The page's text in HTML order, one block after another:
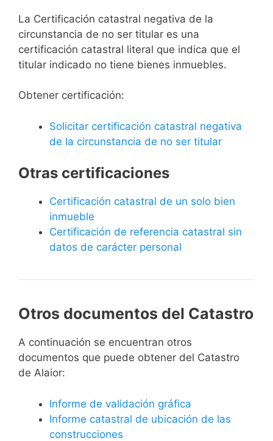
La Certificación catastral negativa de la
circunstancia de no ser titular es una
certificación catastral literal que indica que el
titular indicado no tiene bienes inmuebles.
Obtener certificación:
Solicitar certificación catastral negativa
de la circunstancia de no ser titular
Otras certificaciones
Certificación catastral de un solo bien
inmueble
Certificación de referencia catastral sin
datos de carácter personal
Otros documentos del Catastro
A continuación se encuentran otros
documentos que puede obtener del Catastro
de Alaior:
Informe de validación gráfica
Informe catastral de ubicación de las
construcciones